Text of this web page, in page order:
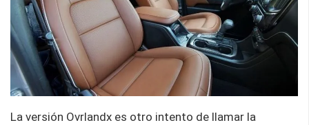
La versión Ovrlandx es otro intento de llamar la